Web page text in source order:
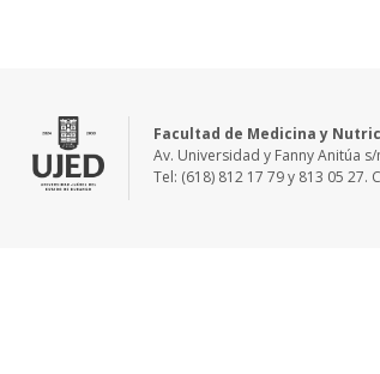
Facultad de Medicina y
Av. Universidad y Fanny Anitúa
Tel: (618) 812 17 79 y 813 05